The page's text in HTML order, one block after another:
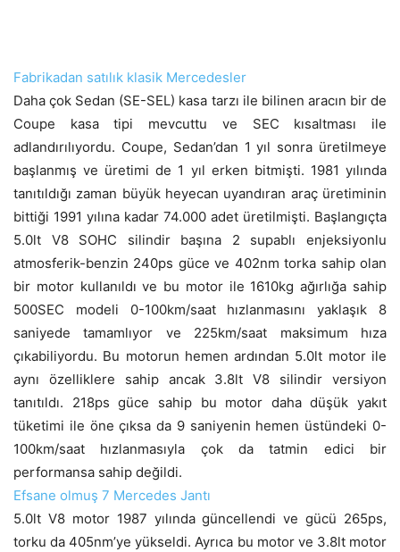
Fabrikadan satılık klasik Mercedesler
Daha çok Sedan (SE-SEL) kasa tarzı ile bilinen aracın bir de
Coupe kasa tipi mevcuttu ve SEC kısaltması ile
adlandırılıyordu. Coupe, Sedan’dan 1 yıl sonra üretilmeye
başlanmış ve üretimi de 1 yıl erken bitmişti. 1981 yılında
tanıtıldığı zaman büyük heyecan uyandıran araç üretiminin
bittiği 1991 yılına kadar 74.000 adet üretilmişti. Başlangıçta
5.0lt V8 SOHC silindir başına 2 supablı enjeksiyonlu
atmosferik-benzin 240ps güce ve 402nm torka sahip olan
bir motor kullanıldı ve bu motor ile 1610kg ağırlığa sahip
500SEC modeli 0-100km/saat hızlanmasını yaklaşık 8
saniyede tamamlıyor ve 225km/saat maksimum hıza
çıkabiliyordu. Bu motorun hemen ardından 5.0lt motor ile
aynı özelliklere sahip ancak 3.8lt V8 silindir versiyon
tanıtıldı. 218ps güce sahip bu motor daha düşük yakıt
tüketimi ile öne çıksa da 9 saniyenin hemen üstündeki 0-
100km/saat hızlanmasıyla çok da tatmin edici bir
performansa sahip değildi.
Efsane olmuş 7 Mercedes Jantı
5.0lt V8 motor 1987 yılında güncellendi ve gücü 265ps,
torku da 405nm’ye yükseldi. Ayrıca bu motor ve 3.8lt motor